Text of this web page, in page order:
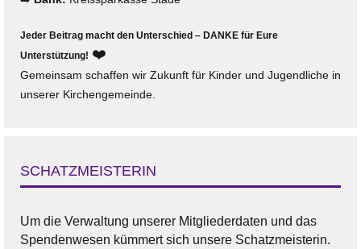
Jeder Beitrag macht den Unterschied – DANKE für Eure
Unterstützung! ❤️
Gemeinsam schaffen wir Zukunft für Kinder und Jugendliche in
unserer Kirchengemeinde.
SCHATZMEISTERIN
Um die Verwaltung unserer Mitgliederdaten und das
Spendenwesen kümmert sich unsere Schatzmeisterin.